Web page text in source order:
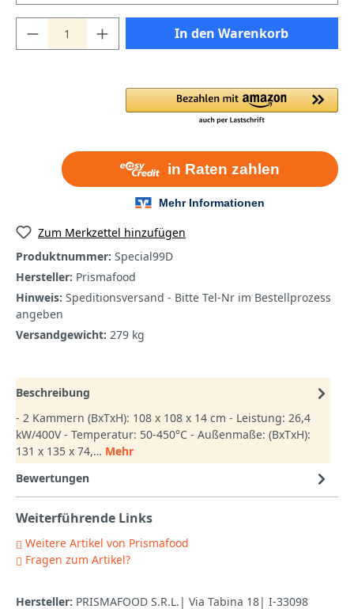
In den Warenkorb
Zum Merkzettel hinzufügen
Produktnummer: Special99D
Hersteller: Prismafood
Hinweis: Speditionsversand - Bitte Tel-Nr im Bestellprozess
angeben
Versandgewicht: 279 kg
Beschreibung
- 2 Kammern (BxTxH): 108 x 108 x 14 cm - Leistung: 26,4
kW/400V - Temperatur: 50-450°C - Außenmaße: (BxTxH):
131 x 135 x 74,… Mehr
Bewertungen
Weiterführende Links
Weitere Artikel von Prismafood
Fragen zum Artikel?
Hersteller: PRISMAFOOD S.R.L.| Via Tabina 18| I-33098